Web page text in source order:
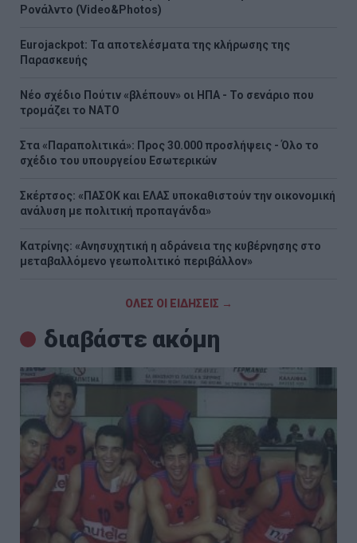
Ρονάλντο (Video&Photos)
Eurojackpot: Τα αποτελέσματα της κλήρωσης της
Παρασκευής
Νέο σχέδιο Πούτιν «βλέπουν» οι ΗΠΑ - Το σενάριο που
τρομάζει το ΝΑΤΟ
Στα «Παραπολιτικά»: Προς 30.000 προσλήψεις - Όλο το
σχέδιο του υπουργείου Εσωτερικών
Σκέρτσος: «ΠΑΣΟΚ και ΕΛΑΣ υποκαθιστούν την οικονομική
ανάλυση με πολιτική προπαγάνδα»
Κατρίνης: «Ανησυχητική η αδράνεια της κυβέρνησης στο
μεταβαλλόμενο γεωπολιτικό περιβάλλον»
ΟΛΕΣ ΟΙ ΕΙΔΗΣΕΙΣ →
διαβάστε ακόμη